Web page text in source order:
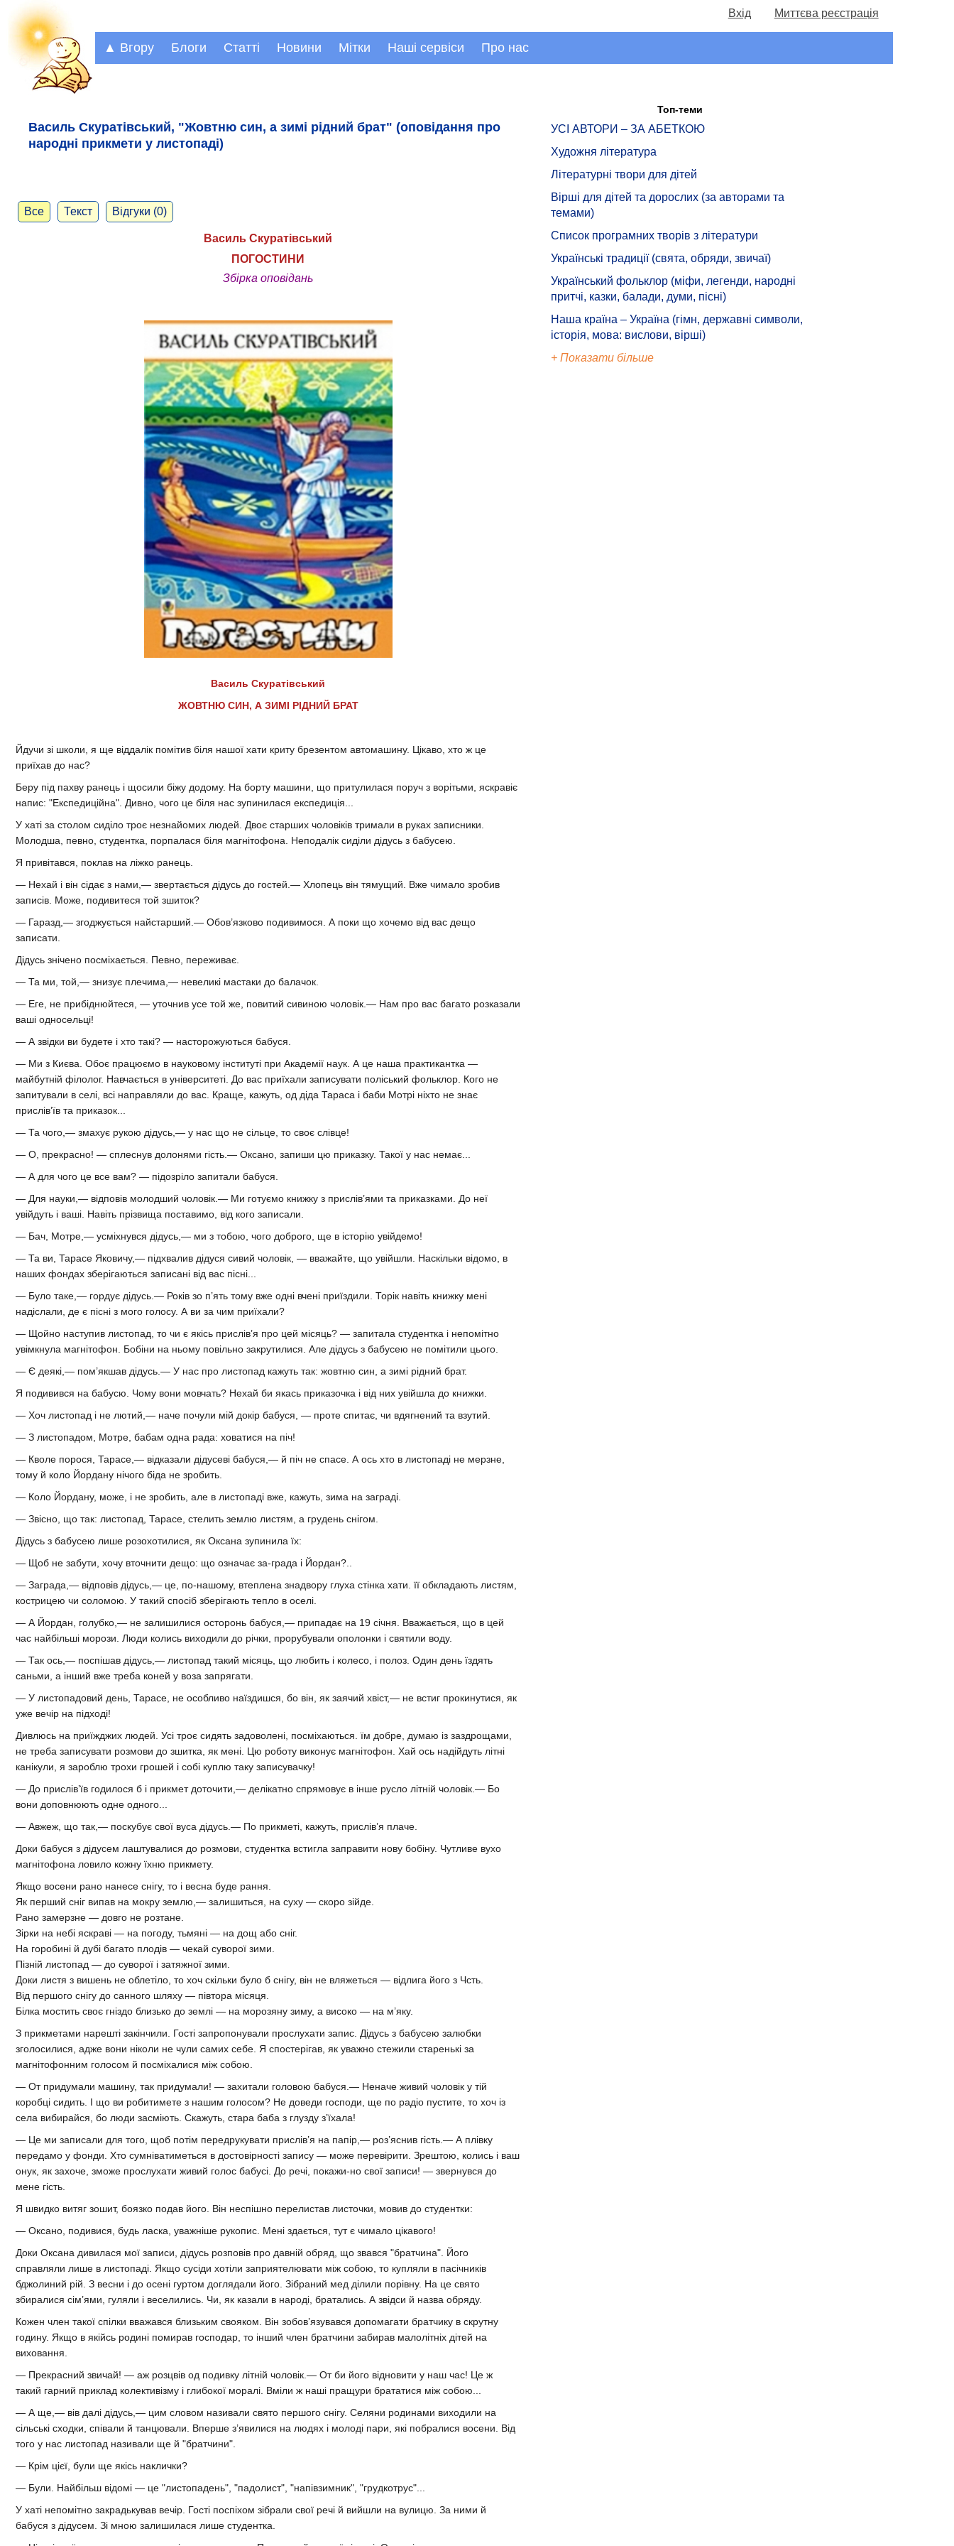
Вхід Миттєва реєстрація
▲ Вгору Блоги Статті Новини Мітки Наші сервіси Про нас
Василь Скуратівський, "Жовтню син, а зимі рідний брат" (оповідання про
народні прикмети у листопаді)
Все Текст Відгуки (0)
Василь Скуратівський
ПОГОСТИНИ
Збірка оповідань
Василь Скуратівський
ЖОВТНЮ СИН, А ЗИМІ РІДНИЙ БРАТ
Йдучи зі школи, я ще віддалік помітив біля нашої хати криту брезентом автомашину. Цікаво, хто ж це
приїхав до нас?
Беру під пахву ранець і щосили біжу додому. На борту машини, що притулилася поруч з ворітьми, яскравіє
напис: "Експедиційна". Дивно, чого це біля нас зупинилася експедиція...
У хаті за столом сиділо троє незнайомих людей. Двоє старших чоловіків тримали в руках записники.
Молодша, певно, студентка, порпалася біля магнітофона. Неподалік сиділи дідусь з бабусею.
Я привітався, поклав на ліжко ранець.
— Нехай і він сідає з нами,— звертається дідусь до гостей.— Хлопець він тямущий. Вже чимало зробив
записів. Може, подивитеся той зшиток?
— Гаразд,— згоджується найстарший.— Обов’язково подивимося. А поки що хочемо від вас дещо
записати.
Дідусь знічено посміхається. Певно, переживає.
— Та ми, той,— знизує плечима,— невеликі мастаки до балачок.
— Еге, не прибіднюйтеся, — уточнив усе той же, повитий сивиною чоловік.— Нам про вас багато розказали
ваші односельці!
— А звідки ви будете і хто такі? — насторожуються бабуся.
— Ми з Києва. Обоє працюємо в науковому інституті при Академії наук. А це наша практикантка —
майбутній філолог. Навчається в університеті. До вас приїхали записувати поліський фольклор. Кого не
запитували в селі, всі направляли до вас. Краще, кажуть, од діда Тараса і баби Мотрі ніхто не знає
прислів’їв та приказок...
— Та чого,— змахує рукою дідусь,— у нас що не сільце, то своє слівце!
— О, прекрасно! — сплеснув долонями гість.— Оксано, запиши цю приказку. Такої у нас немає...
— А для чого це все вам? — підозріло запитали бабуся.
— Для науки,— відповів молодший чоловік.— Ми готуємо книжку з прислів’ями та приказками. До неї
увійдуть і ваші. Навіть прізвища поставимо, від кого записали.
— Бач, Мотре,— усміхнувся дідусь,— ми з тобою, чого доброго, ще в історію увійдемо!
— Та ви, Тарасе Яковичу,— підхвалив дідуся сивий чоловік, — вважайте, що увійшли. Наскільки відомо, в
наших фондах зберігаються записані від вас пісні...
— Було таке,— гордує дідусь.— Років зо п’ять тому вже одні вчені приїздили. Торік навіть книжку мені
надіслали, де є пісні з мого голосу. А ви за чим приїхали?
— Щойно наступив листопад, то чи є якісь прислів’я про цей місяць? — запитала студентка і непомітно
увімкнула магнітофон. Бобіни на ньому повільно закрутилися. Але дідусь з бабусею не помітили цього.
— Є деякі,— пом’якшав дідусь.— У нас про листопад кажуть так: жовтню син, а зимі рідний брат.
Я подивився на бабусю. Чому вони мовчать? Нехай би якась приказочка і від них увійшла до книжки.
— Хоч листопад і не лютий,— наче почули мій докір бабуся, — проте спитає, чи вдягнений та взутий.
— З листопадом, Мотре, бабам одна рада: ховатися на піч!
— Кволе порося, Тарасе,— відказали дідусеві бабуся,— й піч не спасе. А ось хто в листопаді не мерзне,
тому й коло Йордану нічого біда не зробить.
— Коло Йордану, може, і не зробить, але в листопаді вже, кажуть, зима на заграді.
— Звісно, що так: листопад, Тарасе, стелить землю листям, а грудень снігом.
Дідусь з бабусею лише розохотилися, як Оксана зупинила їх:
— Щоб не забути, хочу вточнити дещо: що означає за-града і Йордан?..
— Заграда,— відповів дідусь,— це, по-нашому, втеплена знадвору глуха стінка хати. її обкладають листям,
кострицею чи соломою. У такий спосіб зберігають тепло в оселі.
— А Йордан, голубко,— не залишилися осторонь бабуся,— припадає на 19 січня. Вважається, що в цей
час найбільші морози. Люди колись виходили до річки, прорубували ополонки і святили воду.
— Так ось,— поспішав дідусь,— листопад такий місяць, що любить і колесо, і полоз. Один день їздять
саньми, а інший вже треба коней у воза запрягати.
— У листопадовий день, Тарасе, не особливо наїздишся, бо він, як заячий хвіст,— не встиг прокинутися, як
уже вечір на підході!
Дивлюсь на приїжджих людей. Усі троє сидять задоволені, посміхаються. їм добре, думаю із заздрощами,
не треба записувати розмови до зшитка, як мені. Цю роботу виконує магнітофон. Хай ось надійдуть літні
канікули, я зароблю трохи грошей і собі куплю таку записувачку!
— До прислів’їв годилося б і прикмет доточити,— делікатно спрямовує в інше русло літній чоловік.— Бо
вони доповнюють одне одного...
— Авжеж, що так,— поскубує свої вуса дідусь.— По прикметі, кажуть, прислів’я плаче.
Доки бабуся з дідусем лаштувалися до розмови, студентка встигла заправити нову бобіну. Чутливе вухо
магнітофона ловило кожну їхню прикмету.
Якщо восени рано нанесе снігу, то і весна буде рання.
Як перший сніг випав на мокру землю,— залишиться, на суху — скоро зійде.
Рано замерзне — довго не розтане.
Зірки на небі яскраві — на погоду, тьмяні — на дощ або сніг.
На горобині й дубі багато плодів — чекай суворої зими.
Пізній листопад — до суворої і затяжної зими.
Доки листя з вишень не облетіло, то хоч скільки було б снігу, він не вляжеться — відлига його з Чсть.
Від першого снігу до санного шляху — півтора місяця.
Білка мостить своє гніздо близько до землі — на морозяну зиму, а високо — на м’яку.
З прикметами нарешті закінчили. Гості запропонували прослухати запис. Дідусь з бабусею залюбки
зголосилися, адже вони ніколи не чули самих себе. Я спостерігав, як уважно стежили старенькі за
магнітофонним голосом й посміхалися між собою.
— От придумали машину, так придумали! — захитали головою бабуся.— Неначе живий чоловік у тій
коробці сидить. І що ви робитимете з нашим голосом? Не доведи господи, ще по радіо пустите, то хоч із
села вибирайся, бо люди засміють. Скажуть, стара баба з глузду з’їхала!
— Це ми записали для того, щоб потім передрукувати прислів’я на папір,— роз’яснив гість.— А плівку
передамо у фонди. Хто сумніватиметься в достовірності запису — може перевірити. Зрештою, колись і ваш
онук, як захоче, зможе прослухати живий голос бабусі. До речі, покажи-но свої записи! — звернувся до
мене гість.
Я швидко витяг зошит, боязко подав його. Він неспішно перелистав листочки, мовив до студентки:
— Оксано, подивися, будь ласка, уважніше рукопис. Мені здається, тут є чимало цікавого!
Доки Оксана дивилася мої записи, дідусь розповів про давній обряд, що звався "братчина". Його
справляли лише в листопаді. Якщо сусіди хотіли заприятелювати між собою, то купляли в пасічників
бджолиний рій. З весни і до осені гуртом доглядали його. Зібраний мед ділили порівну. На це свято
збиралися сім’ями, гуляли і веселились. Чи, як казали в народі, братались. А звідси й назва обряду.
Кожен член такої спілки вважався близьким свояком. Він зобов’язувався допомагати братчику в скрутну
годину. Якщо в якійсь родині помирав господар, то інший член братчини забирав малолітніх дітей на
виховання.
— Прекрасний звичай! — аж розцвів од подивку літній чоловік.— От би його відновити у наш час! Це ж
такий гарний приклад колективізму і глибокої моралі. Вміли ж наші пращури брататися між собою...
— А ще,— вів далі дідусь,— цим словом називали свято першого снігу. Селяни родинами виходили на
сільські сходки, співали й танцювали. Вперше з’явилися на людях і молоді пари, які побралися восени. Від
того у нас листопад називали ще й "братчини".
— Крім цієї, були ще якісь наклички?
— Були. Найбільш відомі — це "листопадень", "падолист", "напівзимник", "грудкотрус"...
У хаті непомітно закрадькував вечір. Гості поспіхом зібрали свої речі й вийшли на вулицю. За ними й
бабуся з дідусем. Зі мною залишилася лише студентка.
Топ-теми
УСІ АВТОРИ – ЗА АБЕТКОЮ
Художня література
Літературні твори для дітей
Вірші для дітей та дорослих (за авторами та
темами)
Список програмних творів з літератури
Українські традиції (свята, обряди, звичаї)
Український фольклор (міфи, легенди, народні
притчі, казки, балади, думи, пісні)
Наша країна – Україна (гімн, державні символи,
історія, мова: вислови, вірші)
+ Показати більше